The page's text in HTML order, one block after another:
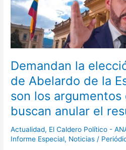
Demandan la
de Abelardo de la
son los argumentos
buscan anular el
Actualidad, El Caldero Político -
Informe Especial, Noticias /
de
Abelardo
de
la
Espriella:
estos
los
argumentos
con
los
que
buscan